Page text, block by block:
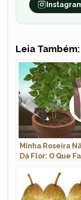
Leia Também:
Minha Roseira
Dá Flor: O Que